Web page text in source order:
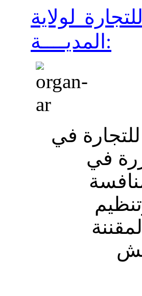
لولاية
المديــــة:
للتجارة في
في